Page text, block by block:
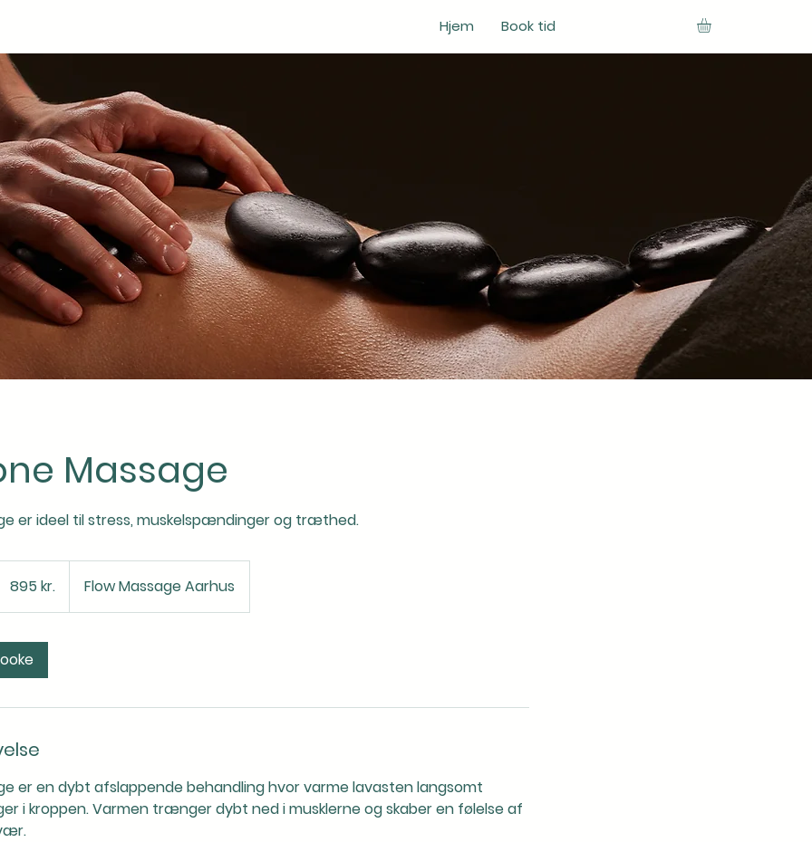
Hjem Book tid
Massage
er ideel til stress, muskelspændinger og træthed.
kroner895 kr. Flow Massage Aarhus
er en dybt afslappende behandling hvor varme lavasten langsomt
i kroppen. Varmen trænger dybt ned i musklerne og skaber en følelse af